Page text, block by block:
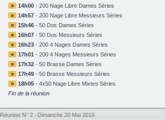
» 14h00- 200 Nage Libre Dames Séries
»
14h57- 200 Nage Libre Messieurs Séries
»
15h46- 50 Dos Dames Séries
»
16h07- 50 Dos Messieurs Séries
»
16h23- 200 4 Nages Dames Séries
»
17h01 - 200 4 Nages Messieurs Séries
»
17h32- 50 Brasse Dames Séries
»
17h49- 50 Brasse Messieurs Séries
»
18h05- 4x50 Nage Libre Mixtes Séries
Fin de la réunion
Réunion N° 2 : Dimanche 20 Mai 2018